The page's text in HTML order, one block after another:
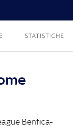
STATISTICHE
Benfica-